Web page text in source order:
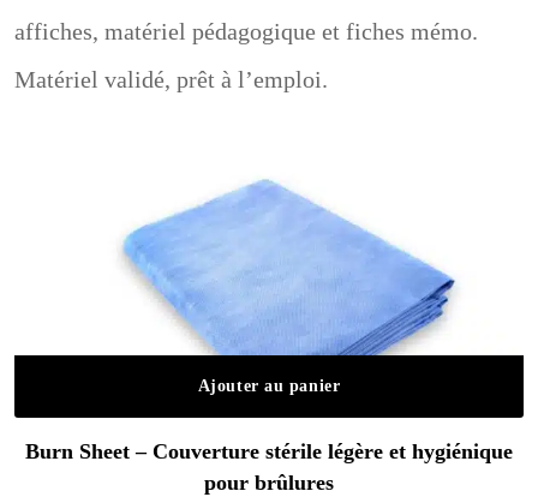
affiches, matériel pédagogique et fiches mémo.
Matériel validé, prêt à l’emploi.
Ajouter au panier
Burn Sheet – Couverture stérile légère et hygiénique
pour brûlures